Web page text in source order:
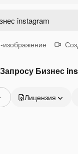
Бизнес
Лицензия